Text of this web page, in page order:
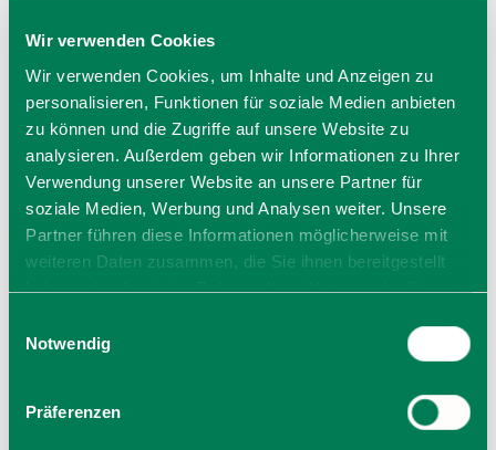
Wir verwenden Cookies
Wir verwenden Cookies, um Inhalte und Anzeigen zu
personalisieren, Funktionen für soziale Medien anbieten
zu können und die Zugriffe auf unsere Website zu
analysieren. Außerdem geben wir Informationen zu Ihrer
Verwendung unserer Website an unsere Partner für
soziale Medien, Werbung und Analysen weiter. Unsere
Partner führen diese Informationen möglicherweise mit
weiteren Daten zusammen, die Sie ihnen bereitgestellt
haben oder die sie im Rahmen Ihrer Nutzung der Dienste
Cookies, wenn Sie unsere Webseite weiterhin nutzen.
Notwendig
Präferenzen
Goldenes Tal
***** Weyarn
jetzt Route planen